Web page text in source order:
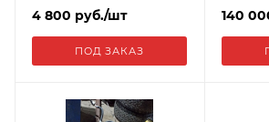
4 800 руб./шт
ПОД ЗАКАЗ
140